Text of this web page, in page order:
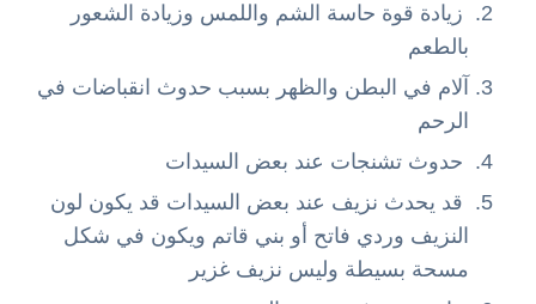
زيادة قوة حاسة الشم واللمس وزيادة الشعور
بالطعم
آلام في البطن والظهر بسبب حدوث انقباضات في
الرحم
حدوث تشنجات عند بعض السيدات
قد يحدث نزيف عند بعض السيدات قد يكون لون
النزيف وردي فاتح أو بني قاتم ويكون في شكل
مسحة بسيطة وليس نزيف غزير